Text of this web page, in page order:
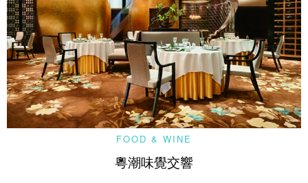
FOOD & WINE
粵潮味覺交響